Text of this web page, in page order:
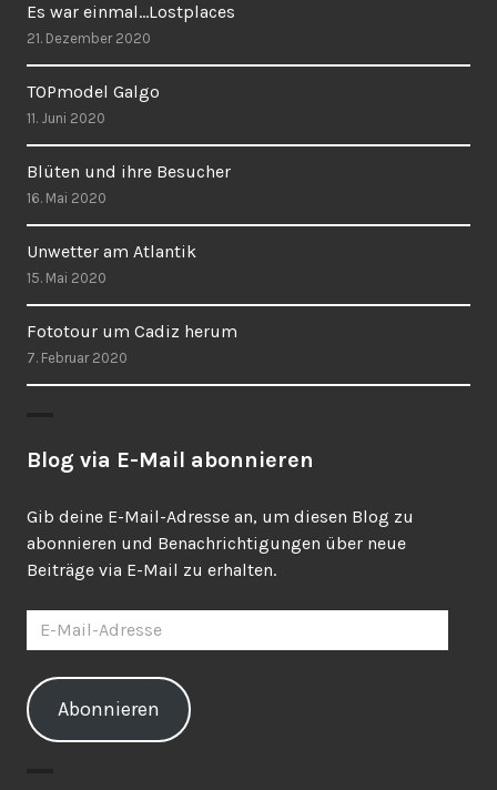
Es war einmal…Lostplaces
21. Dezember 2020
TOPmodel Galgo
11. Juni 2020
Blüten und ihre Besucher
16. Mai 2020
Unwetter am Atlantik
15. Mai 2020
Fototour um Cadiz herum
7. Februar 2020
Blog via E-Mail abonnieren
Gib deine E-Mail-Adresse an, um diesen Blog zu
abonnieren und Benachrichtigungen über neue
Beiträge via E-Mail zu erhalten.
Mail-
Adresse
Abonnieren